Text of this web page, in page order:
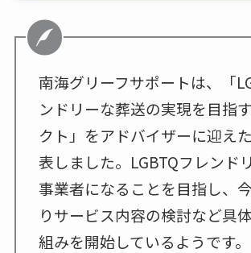
南海グリーフサポートは、「
ンドリーな葬送の実現を目指
クト」をアドバイザーに迎え
表しました。LGBTQフレンド
事業者になることを目指し、
りサービス内容の検討など具
組みを開始しているようです。